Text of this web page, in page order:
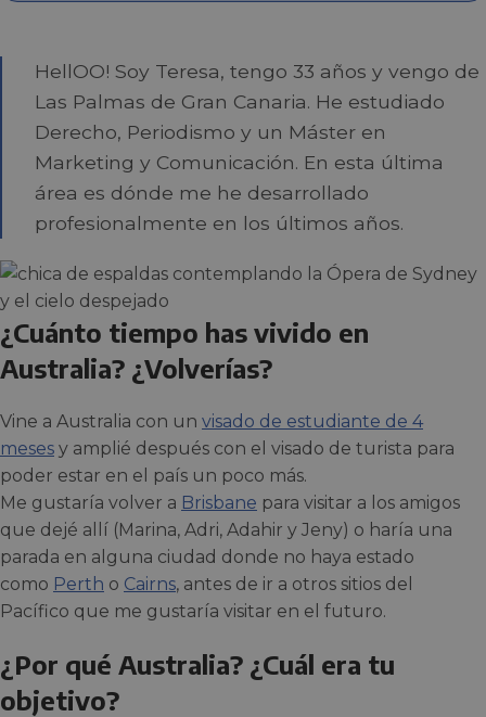
HellOO! Soy Teresa, tengo 33 años y vengo de
Las Palmas de Gran Canaria. He estudiado
Derecho, Periodismo y un Máster en
Marketing y Comunicación. En esta última
área es dónde me he desarrollado
profesionalmente en los últimos años.
¿Cuánto tiempo has vivido en
Australia? ¿Volverías?
Vine a Australia con un visado de estudiante de 4
meses y amplié después con el visado de turista para
poder estar en el país un poco más.
Me gustaría volver a Brisbane para visitar a los amigos
que dejé allí (Marina, Adri, Adahir y Jeny) o haría una
parada en alguna ciudad donde no haya estado
como Perth o Cairns, antes de ir a otros sitios del
Pacífico que me gustaría visitar en el futuro.
¿Por qué Australia? ¿Cuál era tu
objetivo?